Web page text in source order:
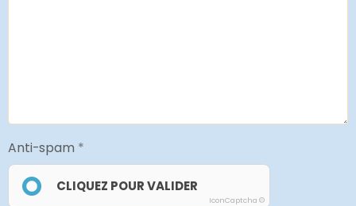
Anti-spam
CLIQUEZ POUR VALIDER
IconCaptcha ©